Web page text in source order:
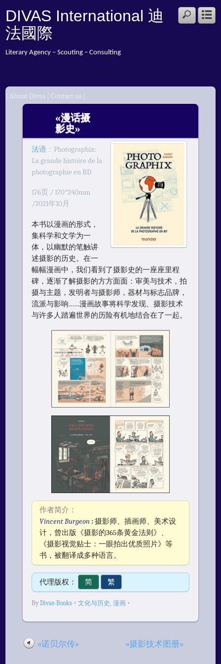
DIVAS International 迪
法國際
Literary Agency – Scouting – Consulting
| About Divas | Contact us |
«漫话摄
影史»
法语 ：Photographix:
La grande histoire de la
photographie en BD
176页 / 170*240mm
/2021年10月
本书以漫画的形式，
集科学和文学为一
体，以幽默的笔触讲
述摄影的历史。在一
幅幅漫画中，我们看到了摄影史的一座座里程
碑，逐渐了解摄影的方方面面：审美与技术，拍
摄与主题，发明者与摄影师，器材与标志品牌，
流派与影响……漫画故事将科学发现、摄影技术
与许多人踏遍世界的历险有机地结合在了一起。
作者简介：
Vincent Burgeon :摄影师、插画师、美术设
计，曾出版《摄影的365条黄金法则》、
《摄影视觉贴士：一眼拍出优质照片》等
书，被翻译成多种语言。
代理版权： 简 繁
ByDivas-Books • 文化与历史,漫画 •
«诺贝尔传» «摄影技术图册»